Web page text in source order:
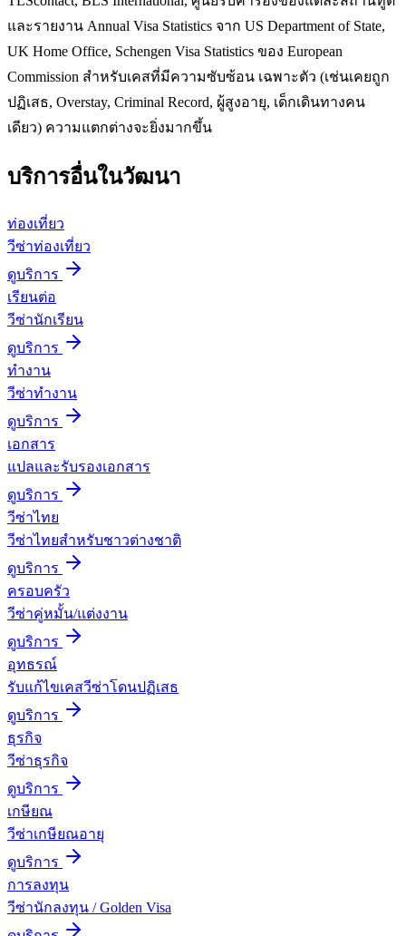
และรายงาน Annual Visa Statistics จาก US Department of State,
UK Home Office, Schengen Visa Statistics ของ European
Commission สำหรับเคสที่มีความซับซ้อน เฉพาะตัว (เช่นเคยถูก
ปฏิเสธ, Overstay, Criminal Record, ผู้สูงอายุ, เด็กเดินทางคน
เดียว) ความแตกต่างจะยิ่งมากขึ้น
บริการอื่นในวัฒนา
ท่องเที่ยว
วีซ่าท่องเที่ยว
ดูบริการ
เรียนต่อ
วีซ่านักเรียน
ดูบริการ
ทำงาน
วีซ่าทำงาน
ดูบริการ
เอกสาร
แปลและรับรองเอกสาร
ดูบริการ
วีซ่าไทย
วีซ่าไทยสำหรับชาวต่างชาติ
ดูบริการ
ครอบครัว
วีซ่าคู่หมั้น/แต่งงาน
ดูบริการ
อุทธรณ์
รับแก้ไขเคสวีซ่าโดนปฏิเสธ
ดูบริการ
ธุรกิจ
วีซ่าธุรกิจ
ดูบริการ
เกษียณ
วีซ่าเกษียณอายุ
ดูบริการ
การลงทุน
วีซ่านักลงทุน / Golden Visa